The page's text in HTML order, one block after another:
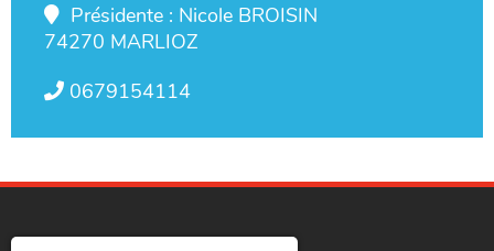
Présidente : Nicole BROISIN
74270 MARLIOZ
0679154114